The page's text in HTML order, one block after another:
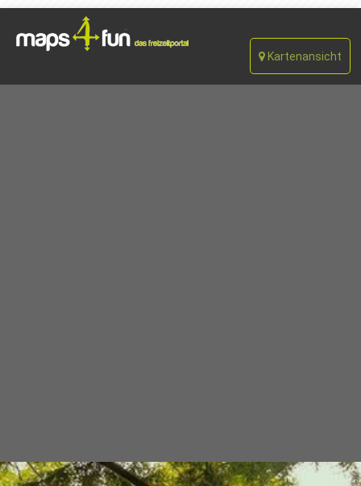
Kartenansicht